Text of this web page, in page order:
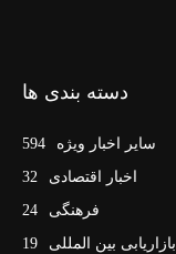
دسته بندی ها
سایر اخبار ویژه
594
اخبار اقتصادی
32
فرهنگی
24
بازاریابی بین المللی
19